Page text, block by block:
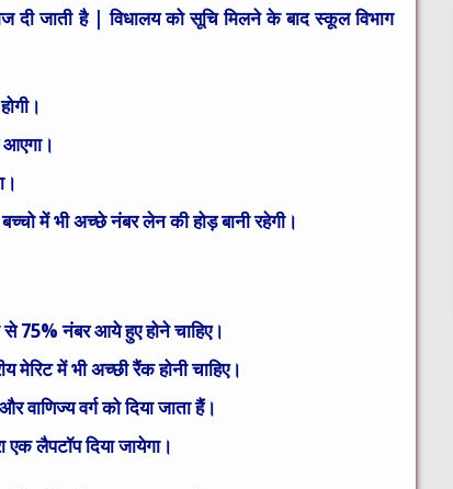
दी जाती है | विधालय को सूचि मिलने के बाद स्कूल विभाग
आएगा।
में भी अच्छे नंबर लेन की होड़ बानी रहेगी।
75% नंबर आये हुए होने चाहिए।
मेरिट में भी अच्छी रैंक होनी चाहिए।
वाणिज्य वर्ग को दिया जाता हैं।
एक लैपटॉप दिया जायेगा।